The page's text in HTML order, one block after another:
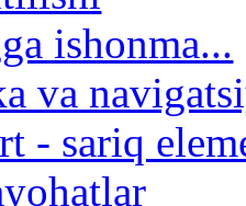
ishonma...
va
- sariq